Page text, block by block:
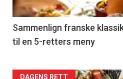
-
5
Sammenlign franske
til en 5-retters meny
DAGENS RETT